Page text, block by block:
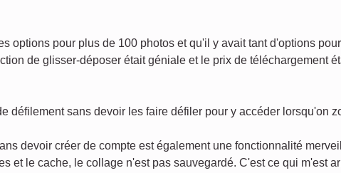
options pour plus de 100 photos et qu'il y avait tant d'options
de glisser-déposer était géniale et le prix de téléchargement
défilement sans devoir les faire défiler pour y accéder lorsqu'on
devoir créer de compte est également une fonctionnalité
et le cache, le collage n'est pas sauvegardé. C'est ce qui m'est